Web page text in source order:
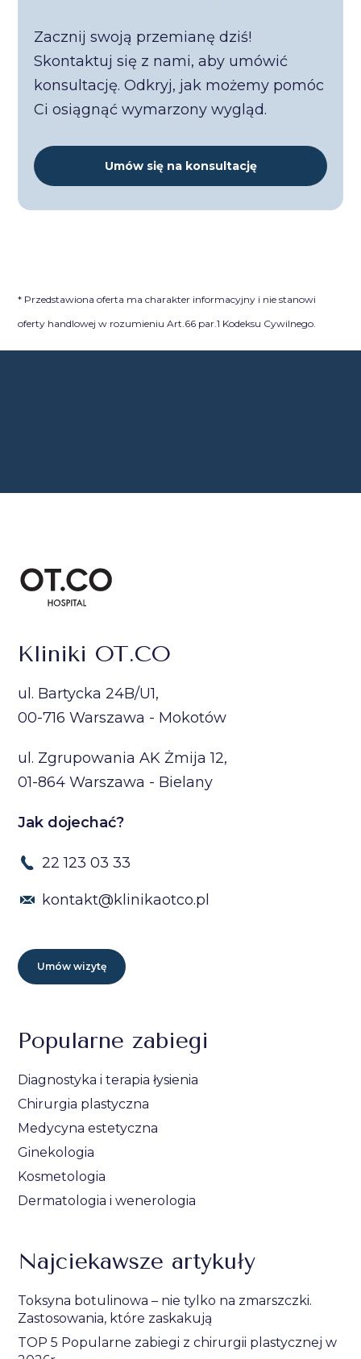
Zacznij swoją przemianę dziś!
Skontaktuj się z nami, aby umówić
konsultację. Odkryj, jak możemy pomóc
Ci osiągnąć wymarzony wygląd.
Umów się na konsultację
* Przedstawiona oferta ma charakter informacyjny i nie stanowi
oferty handlowej w rozumieniu Art.66 par.1 Kodeksu Cywilnego.
Kliniki OT.CO
ul. Bartycka 24B/U1,
00-716 Warszawa - Mokotów
ul. Zgrupowania AK Żmija 12,
01-864 Warszawa - Bielany
Jak dojechać?
22 123 03 33
kontakt@klinikaotco.pl
Umów wizytę
Popularne zabiegi
Diagnostyka i terapia łysienia
Chirurgia plastyczna
Medycyna estetyczna
Ginekologia
Kosmetologia
Dermatologia i wenerologia
Najciekawsze artykuły
Toksyna botulinowa – nie tylko na zmarszczki.
Zastosowania, które zaskakują
TOP 5 Popularne zabiegi z chirurgii plastycznej w